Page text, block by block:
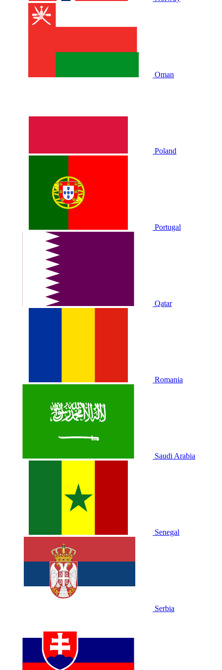
Oman
Poland
Portugal
Qatar
Romania
Saudi Arabia
Senegal
Serbia